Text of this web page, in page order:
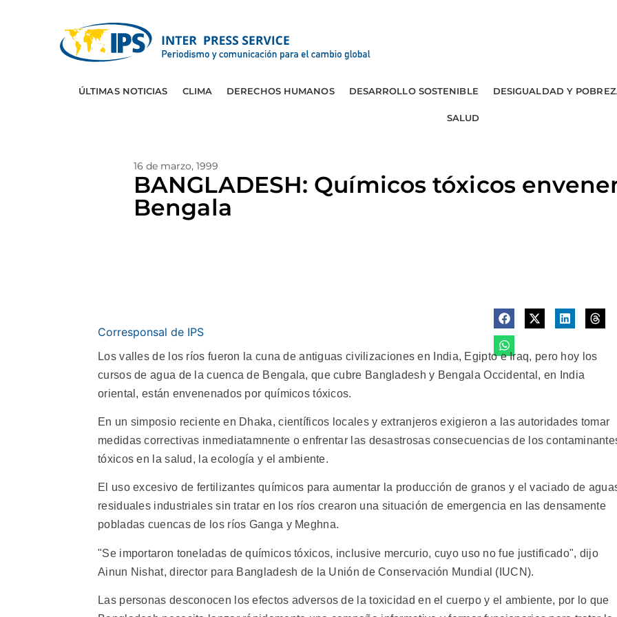
ÚLTIMAS NOTICIAS CLIMA DERECHOS HUMANOS DESARROLLO SOSTENIBLE DESIGUALDAD Y
SALUD
16 de marzo, 1999
BANGLADESH: Químicos tóxicos
Bengala
Corresponsal de IPS
Los valles de los ríos fueron la cuna de antiguas civilizaciones en India, Egipto e Iraq, pero hoy los
cursos de agua de la cuenca de Bengala, que cubre Bangladesh y Bengala Occidental, en India
oriental, están envenenados por químicos tóxicos.
En un simposio reciente en Dhaka, científicos locales y extranjeros exigieron a las autoridades tomar
medidas correctivas inmediatamnente o enfrentar las desastrosas consecuencias de los
tóxicos en la salud, la ecología y el ambiente.
El uso excesivo de fertilizantes químicos para aumentar la producción de granos y el vaciado de
residuales industriales sin tratar en los ríos crearon una situación de emergencia en las densamente
pobladas cuencas de los ríos Ganga y Meghna.
"Se importaron toneladas de químicos tóxicos, inclusive mercurio, cuyo uso no fue justificado", dijo
Ainun Nishat, director para Bangladesh de la Unión de Conservación Mundial (IUCN).
Las personas desconocen los efectos adversos de la toxicidad en el cuerpo y el ambiente, por lo que